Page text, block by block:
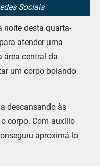
Sociais
desta quarta-
atender uma
área central da
um corpo boiando
descansando às
corpo. Com auxílio
aproximá-lo